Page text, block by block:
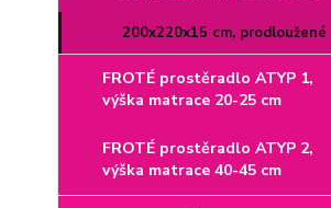
200x220x15 cm, prodloužené
FROTÉ prostěradlo ATYP 1,
výška matrace 20-25 cm
FROTÉ prostěradlo ATYP 2,
výška matrace 40-45 cm